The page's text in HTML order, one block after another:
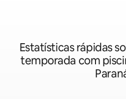
Estatísticas rápidas
temporada com